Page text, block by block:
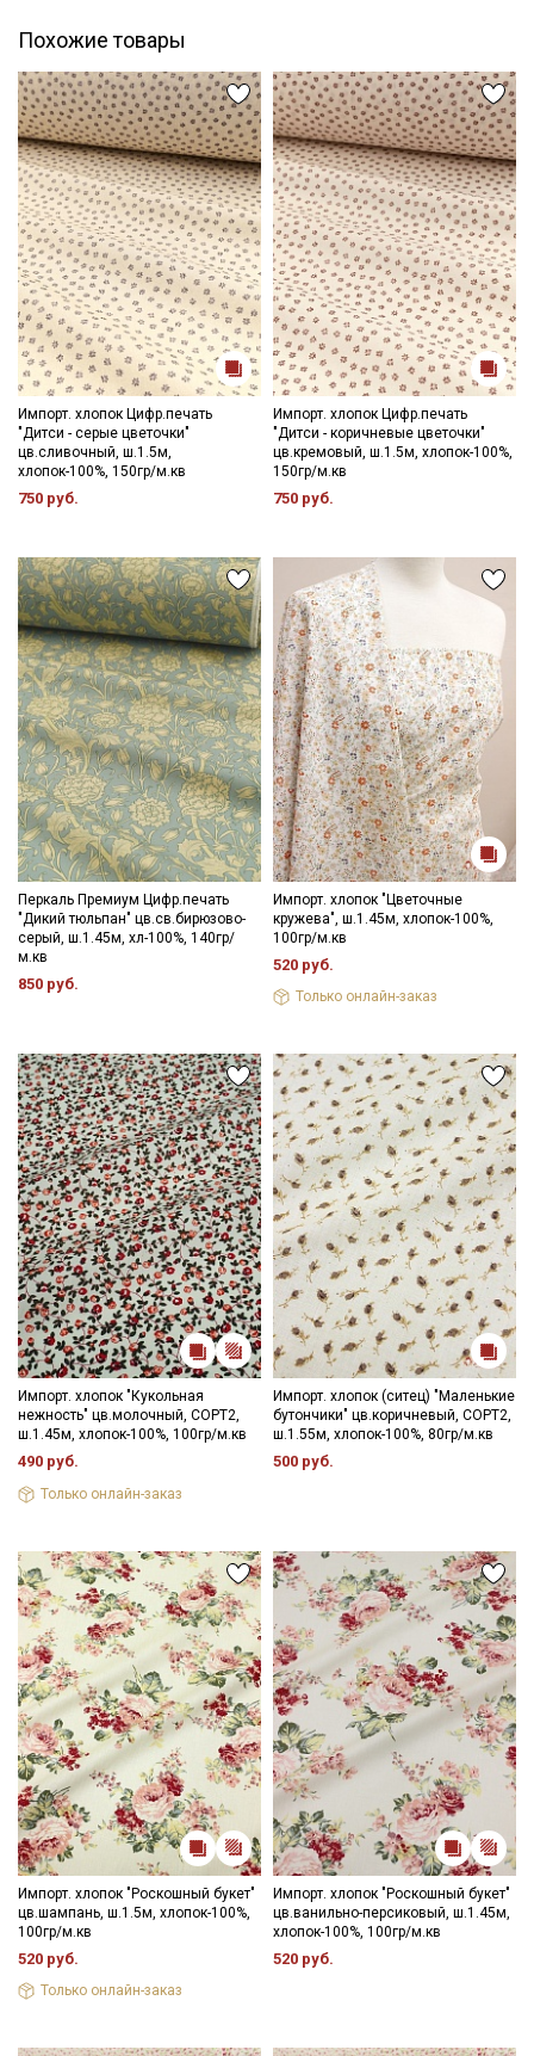
Похожие товары
Импорт. хлопок Цифр.печать
"Дитси - серые цветочки"
цв.сливочный, ш.1.5м,
хлопок-100%, 150гр/м.кв
750 руб.
Импорт. хлопок Цифр.печать
"Дитси - коричневые цветочки"
цв.кремовый, ш.1.5м, хлопок-100%,
150гр/м.кв
750 руб.
Перкаль Премиум Цифр.печать
"Дикий тюльпан" цв.св.бирюзово-
серый, ш.1.45м, хл-100%, 140гр/
м.кв
850 руб.
Импорт. хлопок "Цветочные
кружева", ш.1.45м, хлопок-100%,
100гр/м.кв
520 руб.
Только онлайн-заказ
Импорт. хлопок "Кукольная
нежность" цв.молочный, СОРТ2,
ш.1.45м, хлопок-100%, 100гр/м.кв
490 руб.
Только онлайн-заказ
Импорт. хлопок (ситец) "Маленькие
бутончики" цв.коричневый, СОРТ2,
ш.1.55м, хлопок-100%, 80гр/м.кв
500 руб.
Импорт. хлопок "Роскошный букет"
цв.шампань, ш.1.5м, хлопок-100%,
100гр/м.кв
520 руб.
Только онлайн-заказ
Импорт. хлопок "Роскошный букет"
цв.ванильно-персиковый, ш.1.45м,
хлопок-100%, 100гр/м.кв
520 руб.
категории тканей
Электронная почта
Подписаться
Ознакомлен(а) с Политикой обработки персональных
данныхи даюСогласие на обработку персональных
данных
ДаюСогласие на получение рекламных и
информационных рассылок